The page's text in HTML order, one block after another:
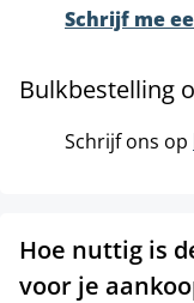
Schrijf me
Bulkbestelling
Schrijf ons op
Hoe nuttig is
voor je